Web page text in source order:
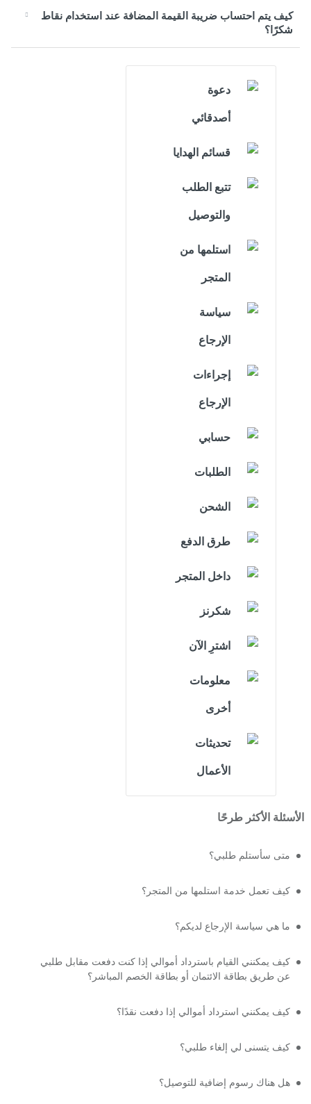
كيف يتم احتساب ضريبة القيمة المضافة عند استخدام نقاط
شكرًا؟
دعوة
أصدقائي
قسائم الهدايا
تتبع الطلب
والتوصيل
استلمها من
المتجر
سياسة
الإرجاع
إجراءات
الإرجاع
حسابي
الطلبات
الشحن
طرق الدفع
داخل المتجر
شكرنز
اشترِ الآن
معلومات
أخرى
تحديثات
الأعمال
الأسئلة الأكثر طرحًا
متى سأستلم طلبي؟
كيف تعمل خدمة استلمها من المتجر؟
ما هي سياسة الإرجاع لديكم؟
كيف يمكنني القيام باسترداد أموالي إذا كنت دفعت مقابل طلبي
عن طريق بطاقة الائتمان أو بطاقة الخصم المباشر؟
كيف يمكنني استرداد أموالي إذا دفعت نقدًا؟
كيف يتسنى لي إلغاء طلبي؟
هل هناك رسوم إضافية للتوصيل؟